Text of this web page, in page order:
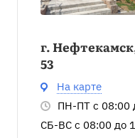
г.
53
На карте
ПН-ПТ с 08:00
СБ-ВС с 08:00 до